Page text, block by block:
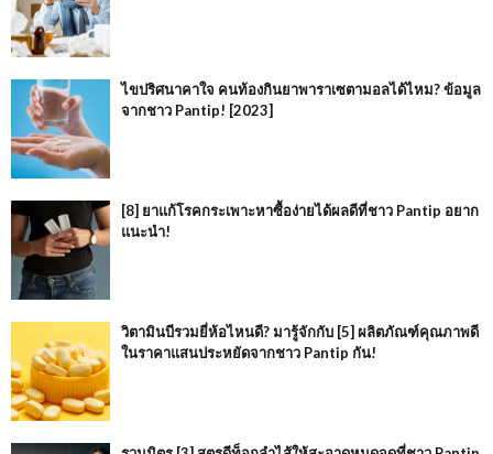
ไขปริศนาคาใจ คนท้องกินยาพาราเซตามอลได้ไหม? ข้อมูล
จากชาว Pantip! [2023]
[8] ยาแก้โรคกระเพาะหาซื้อง่ายได้ผลดีที่ชาว Pantip อยาก
แนะนำ!
วิตามินบีรวมยี่ห้อไหนดี? มารู้จักกับ [5] ผลิตภัณฑ์คุณภาพดี
ในราคาแสนประหยัดจากชาว Pantip กัน!